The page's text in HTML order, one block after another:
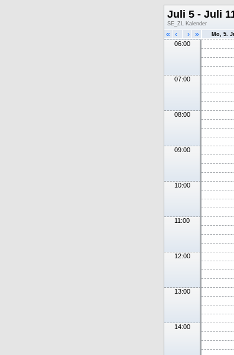
Juli 5 - Juli
SE_ZL Kalender
« ‹ › » Mo, 5.
06:00
07:00
08:00
09:00
10:00
11:00
12:00
13:00
14:00